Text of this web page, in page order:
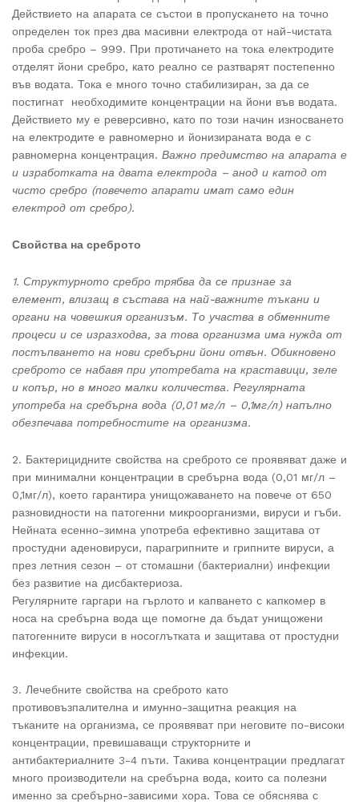
Действието на апарата се състои в пропускането на точно
определен ток през два масивни електрода от най-чистата
проба сребро – 999. При протичането на тока електродите
отделят йони сребро, като реално се разтварят постепенно
във водата. Тока е много точно стабилизиран, за да се
постигнат необходимите концентрации на йони във водата.
Действието му е реверсивно, като по този начин износването
на електродите е равномерно и йонизираната вода е с
равномерна концентрация. Важно предимство на апарата е
и изработката на двата електрода – анод и катод от
чисто сребро (повечето апарати имат само един
електрод от сребро).
Свойства на среброто
1. Структурното сребро трябва да се признае за
елемент, влизащ в състава на най-важните тъкани и
органи на човешкия организъм. То участва в обменните
процеси и се изразходва, за това организма има нужда от
постъпването на нови сребърни йони отвън. Обикновено
среброто се набавя при употребата на краставици, зеле
и копър, но в много малки количества. Регулярната
употреба на сребърна вода (0,01 мг/л – 0,1мг/л) напълно
обезпечава потребностите на организма.
2. Бактерицидните свойства на среброто се проявяват даже и
при минимални концентрации в сребърна вода (0,01 мг/л –
0,1мг/л), което гарантира унищожаването на повече от 650
разновидности на патогенни микроорганизми, вируси и гъби.
Нейната есенно-зимна употреба ефективно защитава от
простудни аденовируси, парагрипните и грипните вируси, а
през летния сезон – от стомашни (бактериални) инфекции
без развитие на дисбактериоза.
Регулярните гаргари на гърлото и капването с капкомер в
носа на сребърна вода ще помогне да бъдат унищожени
патогенните вируси в носоглътката и защитава от простудни
инфекции.
3. Лечебните свойства на среброто като
противовъзпалителна и имунно-защитна реакция на
тъканите на организма, се проявяват при неговите по-високи
концентрации, превишаващи структорните и
антибактериалните 3-4 пъти. Такива концентрации предлагат
много производители на сребърна вода, които са полезни
именно за сребърно-зависими хора. Това се обяснява с